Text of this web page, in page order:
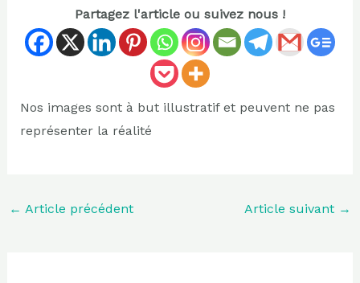
Partagez l'article ou suivez nous !
Nos images sont à but illustratif et peuvent ne pas
représenter la réalité
← Article précédent Article suivant →